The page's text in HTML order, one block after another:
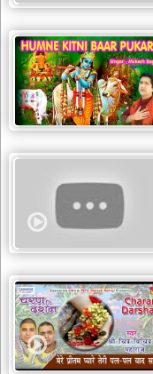
भजन
bhajan
of
the
day
भजन
जोड़ें
add